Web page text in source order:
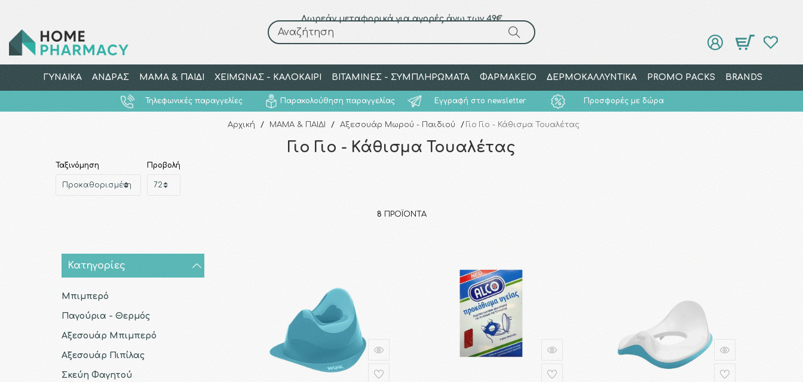
Δωρεάν μεταφορικά για αγορές άνω των 49€
Αναζήτηση
ΓΥΝΑΙΚΑ ΑΝΔΡΑΣ ΜΑΜΑ & ΠΑΙΔΙ ΧΕΙΜΩΝΑΣ - ΚΑΛΟΚΑΙΡΙ ΒΙΤΑΜΙΝΕΣ - ΣΥΜΠΛΗΡΩΜΑΤΑ ΦΑΡΜΑΚΕΙΟ ΔΕΡΜΟΚΑΛΛΥΝΤΙΚΑ PROMO PACKS BRANDS
Τηλεφωνικές παραγγελίες Παρακολούθηση παραγγελίας Εγγραφή στο newsletter Προσφορές με δώρα
Αναζήτηση
Αρχική / ΜΑΜΑ & ΠΑΙΔΙ / Αξεσουάρ Μωρού - Παιδιού / Γιο Γιο - Κάθισμα Τουαλέτας
Γιο Γιο - Κάθισμα Τουαλέτας
Ταξινόμηση Προβολή
8 ΠΡΟΪΌΝΤΑ
Κατηγορίες
Μπιμπερό
Παγούρια - Θερμός
Αξεσουάρ Μπιμπερό
Αξεσουάρ Πιπίλας
Σκεύη Φαγητού